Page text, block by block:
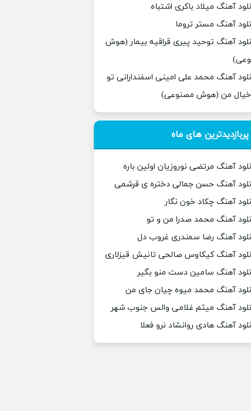
آهنگ میلاد باکری اشتباه
آهنگ مستر تروما
آهنگ توحید پیری قراقیه بیمار (هوش
آهنگ محمد علی امینی اسفندارانی تو
خیال من (هوش مصنوعی)
پربازدیدترین های ماه
آهنگ مرتضی نوروزیان اولین باره
آهنگ حسن جمالی دختره ی قرشمی
آهنگ چکاد خون نگار
آهنگ محمد صدرا من و تو
آهنگ رضا سمندری غروب دل
آهنگ کیکاوس صالحی تانیش قیزلاری
آهنگ سامین دست منو بگیر
آهنگ محمد میوه چیان جای من
آهنگ میثم غلامی والس جنوب شهر
آهنگ هادی روانشاد نرو فعلا